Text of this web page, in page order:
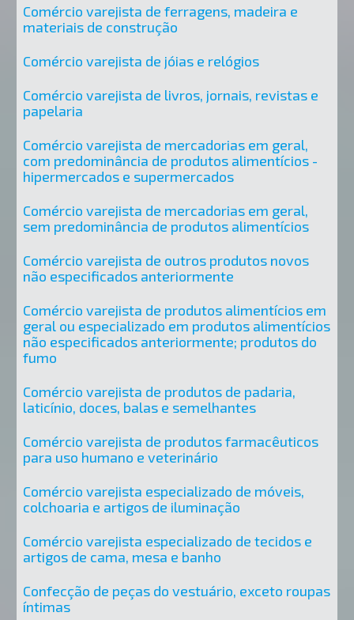
Comércio varejista de ferragens, madeira e
materiais de construção
Comércio varejista de jóias e relógios
Comércio varejista de livros, jornais, revistas e
papelaria
Comércio varejista de mercadorias em geral,
com predominância de produtos alimentícios -
hipermercados e supermercados
Comércio varejista de mercadorias em geral,
sem predominância de produtos alimentícios
Comércio varejista de outros produtos novos
não especificados anteriormente
Comércio varejista de produtos alimentícios em
geral ou especializado em produtos alimentícios
não especificados anteriormente; produtos do
fumo
Comércio varejista de produtos de padaria,
laticínio, doces, balas e semelhantes
Comércio varejista de produtos farmacêuticos
para uso humano e veterinário
Comércio varejista especializado de móveis,
colchoaria e artigos de iluminação
Comércio varejista especializado de tecidos e
artigos de cama, mesa e banho
Confecção de peças do vestuário, exceto roupas
íntimas